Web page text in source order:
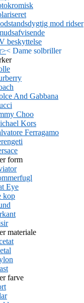
mod ridser
beskyttelse
>< Dame solbriller
And Gabbana
Choo
Kors
Ferragamo
form
Eye
kop
materiale
farve